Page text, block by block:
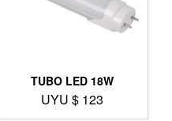
TUBO LED 18W
UYU $ 123